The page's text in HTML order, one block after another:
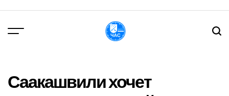
вмісту
Саакашвили хочет